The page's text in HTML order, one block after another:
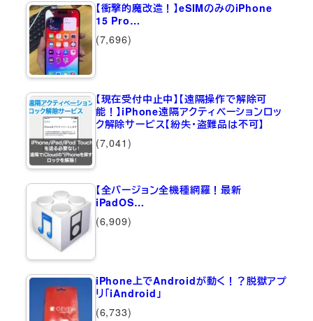
【衝撃的魔改造！】eSIMのみのiPhone
15 Pro…
(7,696)
【現在受付中止中】【遠隔操作で解除可
能！】iPhone遠隔アクティベーションロッ
ク解除サービス【紛失・盗難品は不可】
(7,041)
【全バージョン全機種網羅！最新
iPadOS…
(6,909)
iPhone上でAndroidが動く！？脱獄アプ
リ「iAndroid」
(6,733)